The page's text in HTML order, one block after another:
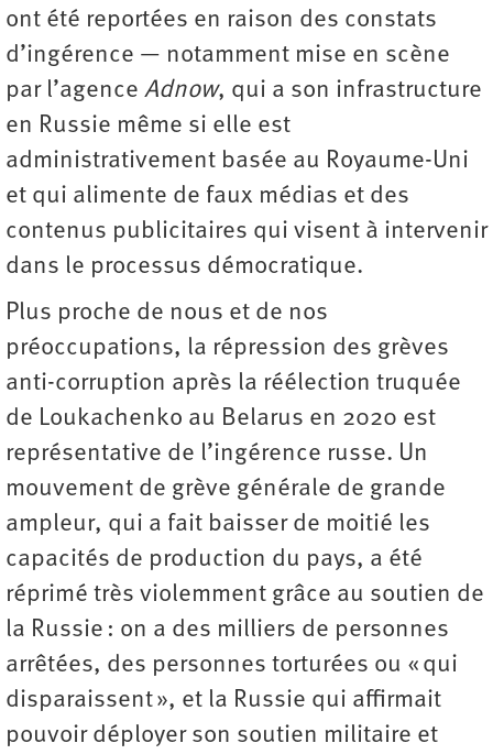
ont été reportées en raison des constats
d’ingérence — notamment mise en scène
par l’agence Adnow, qui a son infrastructure
en Russie même si elle est
administrativement basée au Royaume-Uni
et qui alimente de faux médias et des
contenus publicitaires qui visent à intervenir
dans le processus démocratique.
Plus proche de nous et de nos
préoccupations, la répression des grèves
anti-corruption après la réélection truquée
de Loukachenko au Belarus en 2020 est
représentative de l’ingérence russe. Un
mouvement de grève générale de grande
ampleur, qui a fait baisser de moitié les
capacités de production du pays, a été
réprimé très violemment grâce au soutien de
la Russie : on a des milliers de personnes
arrêtées, des personnes torturées ou « qui
disparaissent », et la Russie qui affirmait
pouvoir déployer son soutien militaire et